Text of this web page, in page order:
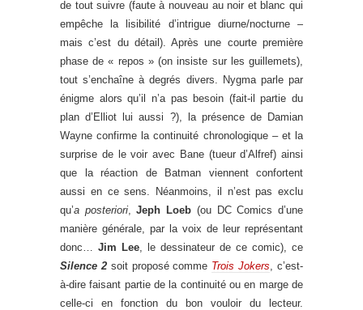
de tout suivre (faute à nouveau au noir et blanc qui
empêche la lisibilité d’intrigue diurne/nocturne –
mais c’est du détail). Après une courte première
phase de « repos » (on insiste sur les guillemets),
tout s’enchaîne à degrés divers. Nygma parle par
énigme alors qu’il n’a pas besoin (fait-il partie du
plan d’Elliot lui aussi ?), la présence de Damian
Wayne confirme la continuité chronologique – et la
surprise de le voir avec Bane (tueur d’Alfref) ainsi
que la réaction de Batman viennent confortent
aussi en ce sens. Néanmoins, il n’est pas exclu
qu’a posteriori,Jeph Loeb (ou DC Comics d’une
manière générale, par la voix de leur représentant
donc… Jim Lee, le dessinateur de ce comic), ce
Silence 2soit proposé comme Trois Jokers, c’est-
à-dire faisant partie de la continuité ou en marge de
celle-ci en fonction du bon vouloir du lecteur.